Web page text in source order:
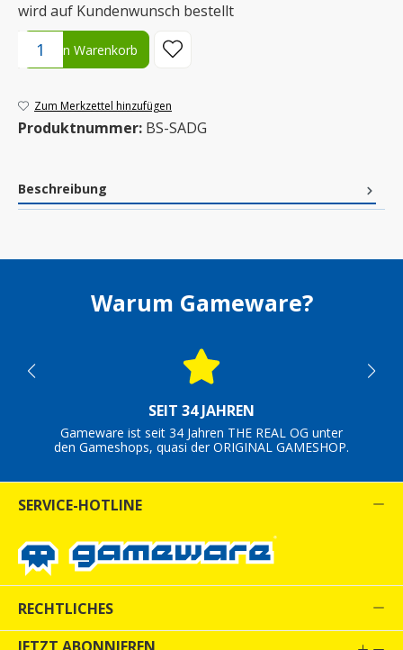
wird auf Kundenwunsch bestellt
Produkt Anzahl: Gib den gewünschten Wert ein oder benutze
In den Warenkorb
Zum Merkzettel hinzufügen
Produktnummer: BS-SADG
Beschreibung
Warum Gameware?
SEIT 34 JAHREN
Gameware ist seit 34 Jahren THE REAL OG unter
den Gameshops, quasi der ORIGINAL GAMESHOP.
SERVICE-HOTLINE
RECHTLICHES